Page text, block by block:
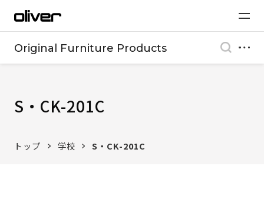
Original Furniture Products
S・CK-201C
トップ 学校 S・CK-201C